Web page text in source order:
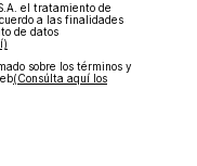
el tratamiento de
a las finalidades
de datos
sobre los términos y
(Consúlta aquí los